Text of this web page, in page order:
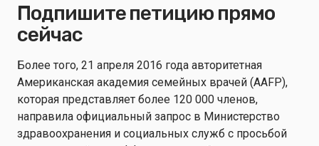
Подпишите петицию прямо
сейчас
Более того, 21 апреля 2016 года авторитетная
Американская академия семейных врачей (AAFP),
которая представляет более 120 000 членов,
направила официальный запрос в Министерство
здравоохранения и социальных служб с просьбой